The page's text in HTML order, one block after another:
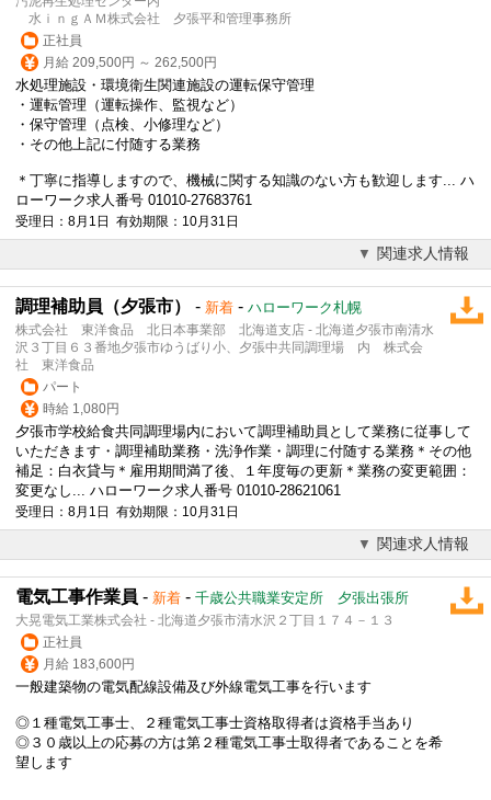
水ｉｎｇＡＭ株式会社 夕張平和管理事務所
正社員
月給 209,500円 ～ 262,500円
水処理施設・環境衛生関連施設の運転保守管理
・運転管理（運転操作、監視など）
・保守管理（点検、小修理など）
・その他上記に付随する業務
＊丁寧に指導しますので、機械に関する知識のない方も歓迎します... ハ
ローワーク求人番号 01010-27683761
受理日：8月1日 有効期限：10月31日
関連求人情報
調理補助員（夕張市） - 新着 - ハローワーク札幌
株式会社 東洋食品 北日本事業部 北海道支店 - 北海道夕張市南清水
沢３丁目６３番地夕張市ゆうばり小、夕張中共同調理場 内 株式会
社 東洋食品
パート
時給 1,080円
夕張市学校給食共同調理場内において調理補助員として業務に従事して
いただきます・調理補助業務・洗浄作業・調理に付随する業務＊その他
補足：白衣貸与＊雇用期間満了後、１年度毎の更新＊業務の変更範囲：
変更なし... ハローワーク求人番号 01010-28621061
受理日：8月1日 有効期限：10月31日
関連求人情報
電気工事作業員 - 新着 - 千歳公共職業安定所 夕張出張所
大晃電気工業株式会社 - 北海道夕張市清水沢２丁目１７４－１３
正社員
月給 183,600円
一般建築物の電気配線設備及び外線電気工事を行います
◎１種電気工事士、２種電気工事士資格取得者は資格手当あり
◎３０歳以上の応募の方は第２種電気工事士取得者であることを希
望します